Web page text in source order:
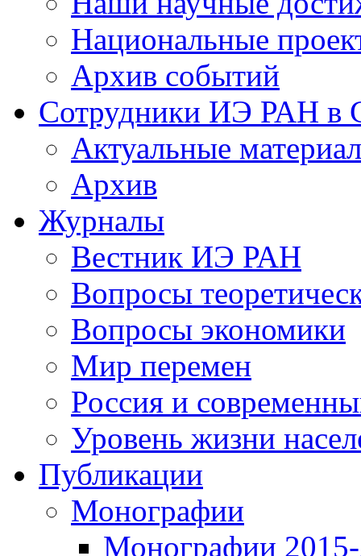
Национальные
Архив событий
Сотрудники ИЭ РАН
Актуальные
Архив
Журналы
Вестник ИЭ РАН
Вопросы
Вопросы экономики
Мир перемен
Россия и
Уровень жизни
Публикации
Монографии
Монографии 2015-